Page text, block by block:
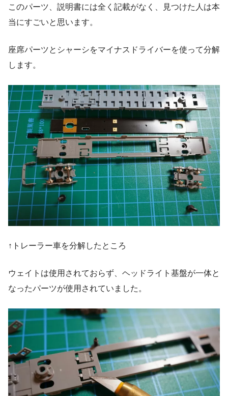
このパーツ、説明書には全く記載がなく、見つけた人は本
当にすごいと思います。
座席パーツとシャーシをマイナスドライバーを使って分解
します。
↑トレーラー車を分解したところ
ウェイトは使用されておらず、ヘッドライト基盤が一体と
なったパーツが使用されていました。